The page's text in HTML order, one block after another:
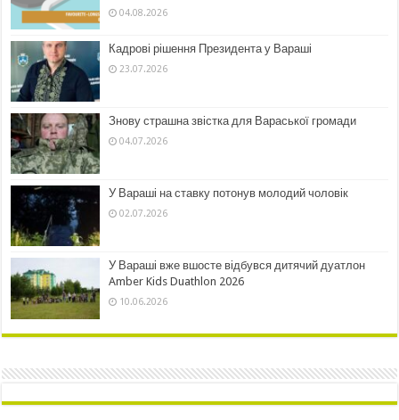
04.08.2026
Кадрові рішення Президента у Вараші
23.07.2026
Знову страшна звістка для Вараської громади
04.07.2026
У Вараші на ставку потонув молодий чоловік
02.07.2026
У Вараші вже вшосте відбувся дитячий дуатлон
Amber Kids Duathlon 2026
10.06.2026